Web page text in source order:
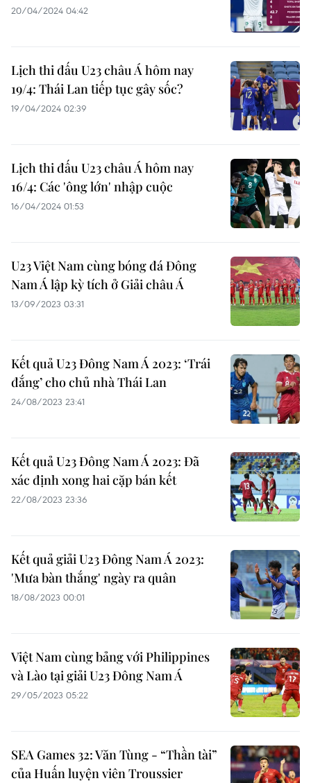
20/04/2024 04:42
Lịch thi đấu U23 châu Á hôm nay
19/4: Thái Lan tiếp tục gây sốc?
19/04/2024 02:39
Lịch thi đấu U23 châu Á hôm nay
16/4: Các 'ông lớn' nhập cuộc
16/04/2024 01:53
U23 Việt Nam cùng bóng đá Đông
Nam Á lập kỳ tích ở Giải châu Á
13/09/2023 03:31
Kết quả U23 Đông Nam Á 2023: ‘Trái
đắng’ cho chủ nhà Thái Lan
24/08/2023 23:41
Kết quả U23 Đông Nam Á 2023: Đã
xác định xong hai cặp bán kết
22/08/2023 23:36
Kết quả giải U23 Đông Nam Á 2023:
'Mưa bàn thắng' ngày ra quân
18/08/2023 00:01
Việt Nam cùng bảng với Philippines
và Lào tại giải U23 Đông Nam Á
29/05/2023 05:22
SEA Games 32: Văn Tùng - “Thần tài”
của Huấn luyện viên Troussier